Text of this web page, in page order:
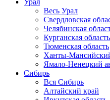
Урал
Весь Урал
Свердловская
Челябинская
Курганская область
Тюменская область
Ханты-
Ямало-Ненецкий
Сибирь
Вся Сибирь
Алтайский край